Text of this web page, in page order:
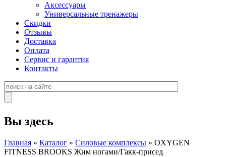
Аксессуары
Универсальные тренажеры
Скидки
Отзывы
Доставка
Оплата
Сервис и гарантия
Контакты
Вы здесь
Главная » Каталог » Силовые комплексы » OXYGEN
FITNESS BROOKS Жим ногами/Гакк-присед